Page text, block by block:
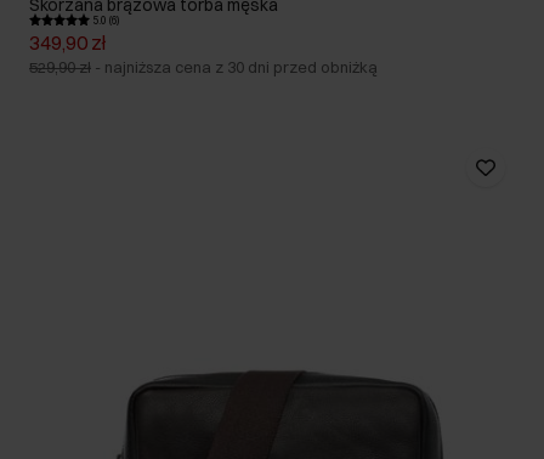
Skórzana brązowa torba męska
5.0 (6)
349,90 zł
529,90 zł - najniższa cena z 30 dni przed obniżką